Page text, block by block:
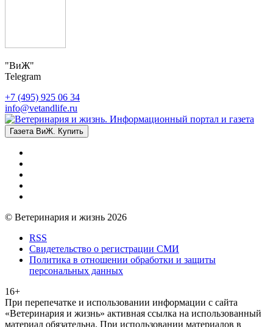
"ВиЖ"
Telegram
+7 (495) 925 06 34
info@vetandlife.ru
Газета ВиЖ. Купить
© Ветеринария и жизнь 2026
RSS
Свидетельство о регистрации СМИ
Политика в отношении обработки и защиты
персональных данных
16+
При перепечатке и использовании информации с сайта
«Ветеринария и жизнь» активная ссылка на использованный
материал обязательна. При использовании материалов в